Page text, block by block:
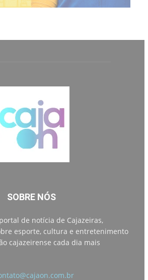
SOBRE NÓS
de notícia de Cajazeiras,
esporte, cultura e entretenimento
cajazeirense cada dia mais